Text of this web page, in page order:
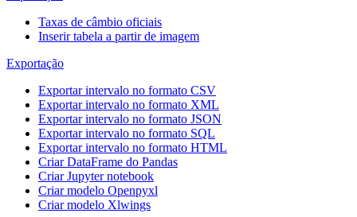
Taxas de câmbio oficiais
Inserir tabela a partir de imagem
Exportação
Exportar intervalo no formato CSV
Exportar intervalo no formato XML
Exportar intervalo no formato JSON
Exportar intervalo no formato SQL
Exportar intervalo no formato HTML
Criar DataFrame do Pandas
Criar Jupyter notebook
Criar modelo Openpyxl
Criar modelo Xlwings